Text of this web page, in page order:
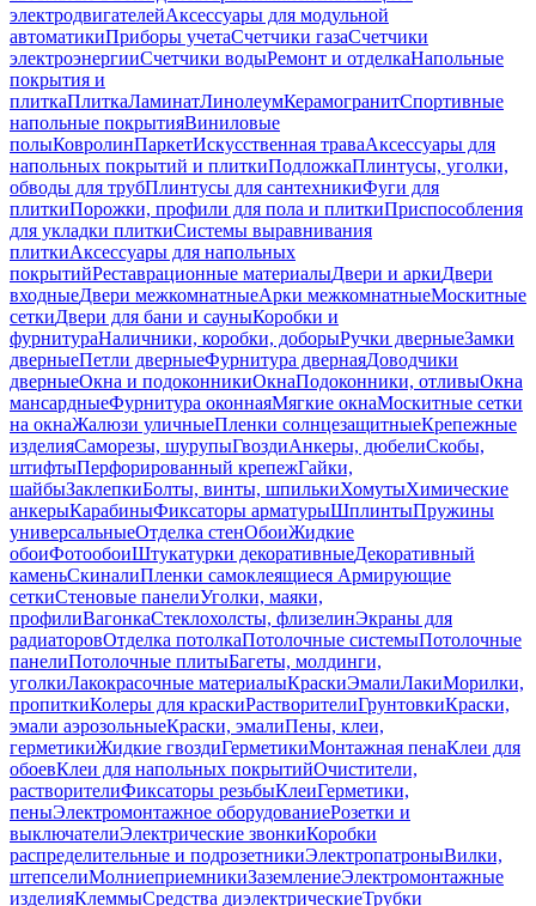
электродвигателейАксессуары для модульной
автоматикиПриборы учетаСчетчики газаСчетчики
электроэнергииСчетчики водыРемонт и отделкаНапольные
покрытия и
плиткаПлиткаЛаминатЛинолеумКерамогранитСпортивные
напольные покрытияВиниловые
полыКовролинПаркетИскусственная траваАксессуары для
напольных покрытий и плиткиПодложкаПлинтусы, уголки,
обводы для трубПлинтусы для сантехникиФуги для
плиткиПорожки, профили для пола и плиткиПриспособления
для укладки плиткиСистемы выравнивания
плиткиАксессуары для напольных
покрытийРеставрационные материалыДвери и аркиДвери
входныеДвери межкомнатныеАрки межкомнатныеМоскитные
сеткиДвери для бани и сауныКоробки и
фурнитураНаличники, коробки, доборыРучки дверныеЗамки
дверныеПетли дверныеФурнитура двернаяДоводчики
дверныеОкна и подоконникиОкнаПодоконники, отливыОкна
мансардныеФурнитура оконнаяМягкие окнаМоскитные сетки
на окнаЖалюзи уличныеПленки солнцезащитныеКрепежные
изделияСаморезы, шурупыГвоздиАнкеры, дюбелиСкобы,
штифтыПерфорированный крепежГайки,
шайбыЗаклепкиБолты, винты, шпилькиХомутыХимические
анкерыКарабиныФиксаторы арматурыШплинтыПружины
универсальныеОтделка стенОбоиЖидкие
обоиФотообоиШтукатурки декоративныеДекоративный
каменьСкиналиПленки самоклеящиеся Армирующие
сеткиСтеновые панелиУголки, маяки,
профилиВагонкаСтеклохолсты, флизелинЭкраны для
радиаторовОтделка потолкаПотолочные системыПотолочные
панелиПотолочные плитыБагеты, молдинги,
уголкиЛакокрасочные материалыКраскиЭмалиЛакиМорилки,
пропиткиКолеры для краскиРастворителиГрунтовкиКраски,
эмали аэрозольныеКраски, эмалиПены, клеи,
герметикиЖидкие гвоздиГерметикиМонтажная пенаКлеи для
обоевКлеи для напольных покрытийОчистители,
растворителиФиксаторы резьбыКлеиГерметики,
пеныЭлектромонтажное оборудованиеРозетки и
выключателиЭлектрические звонкиКоробки
распределительные и подрозетникиЭлектропатроныВилки,
штепселиМолниеприемникиЗаземлениеЭлектромонтажные
изделияКлеммыСредства диэлектрическиеТрубки